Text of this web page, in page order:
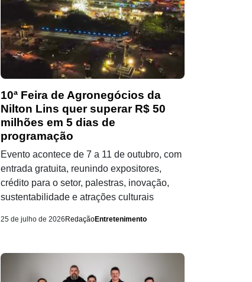
10ª Feira de Agronegócios da
Nilton Lins quer superar R$ 50
milhões em 5 dias de
programação
Evento acontece de 7 a 11 de outubro, com
entrada gratuita, reunindo expositores,
crédito para o setor, palestras, inovação,
sustentabilidade e atrações culturais
25 de julho de 2026 RedaçãoEntretenimento